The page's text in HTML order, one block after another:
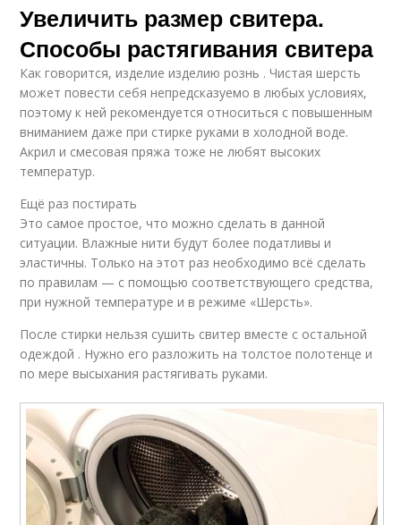
Увеличить размер свитера.
Способы растягивания свитера
Как говорится, изделие изделию рознь . Чистая шерсть
может повести себя непредсказуемо в любых условиях,
поэтому к ней рекомендуется относиться с повышенным
вниманием даже при стирке руками в холодной воде.
Акрил и смесовая пряжа тоже не любят высоких
температур.
Ещё раз постирать
Это самое простое, что можно сделать в данной
ситуации. Влажные нити будут более податливы и
эластичны. Только на этот раз необходимо всё сделать
по правилам — с помощью соответствующего средства,
при нужной температуре и в режиме «Шерсть».
После стирки нельзя сушить свитер вместе с остальной
одеждой . Нужно его разложить на толстое полотенце и
по мере высыхания растягивать руками.